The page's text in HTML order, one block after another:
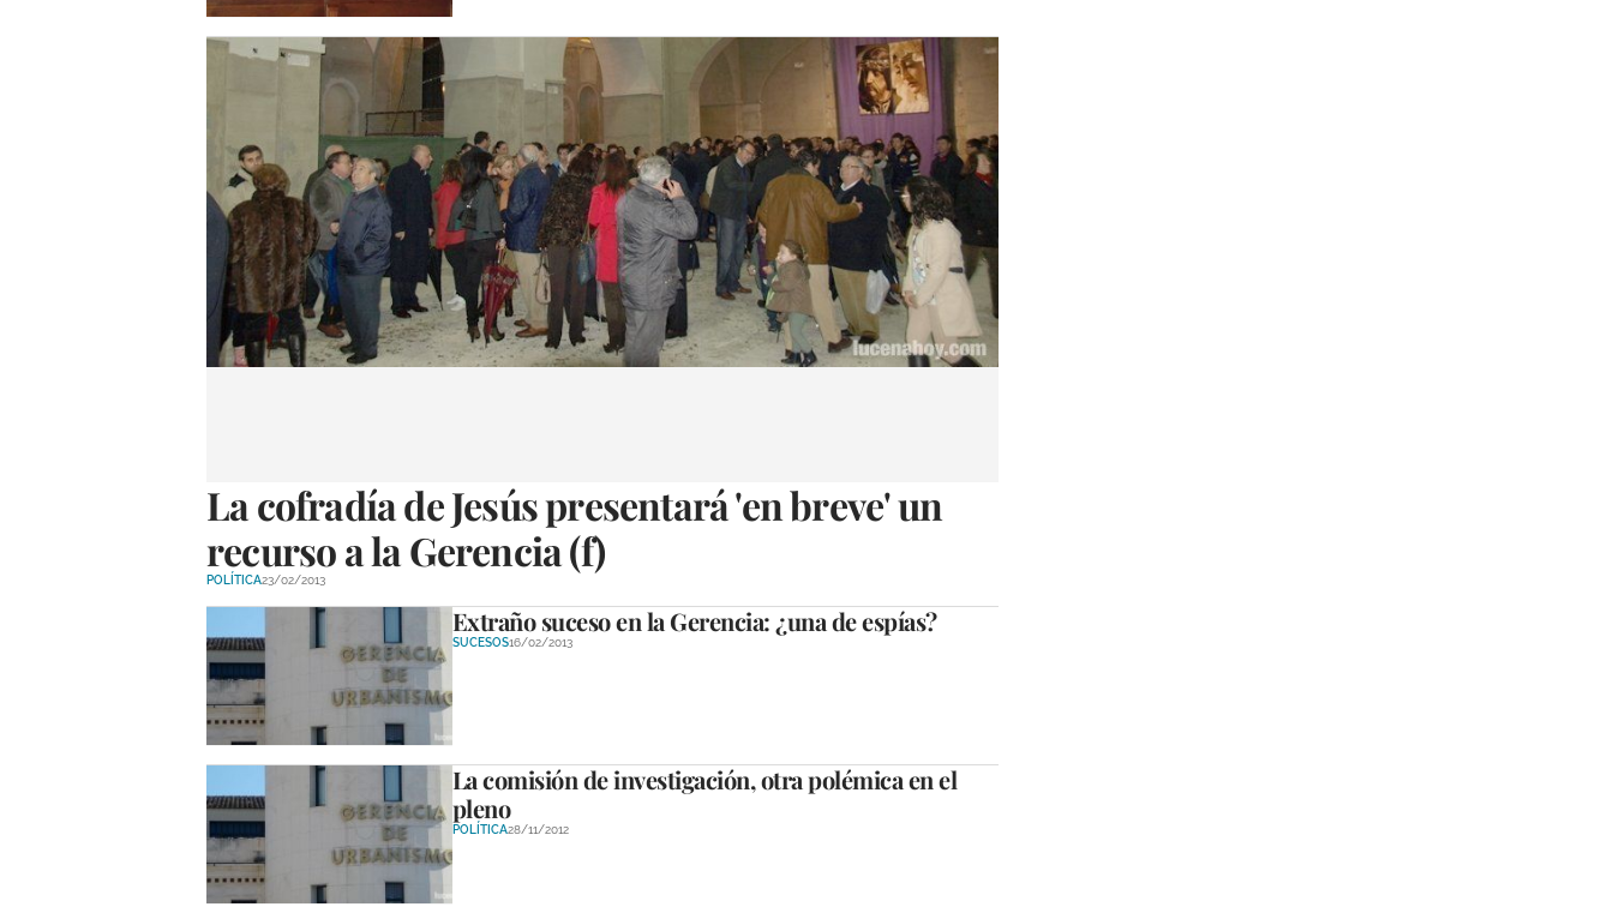
La cofradía de Jesús presentará 'en breve' un
recurso a la Gerencia (f)
POLÍTICA23/02/2013
Extraño suceso en la Gerencia: ¿una de espías?
SUCESOS16/02/2013
La comisión de investigación, otra polémica en el
pleno
POLÍTICA28/11/2012